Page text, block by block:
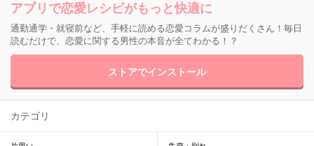
アプリで恋愛レシピがもっと快適に
通勤通学・就寝前など、手軽に読める恋愛コラムが盛りだくさん！毎日
読むだけで、恋愛に関する男性の本音が全てわかる！？
ストアでインストール
カテゴリ